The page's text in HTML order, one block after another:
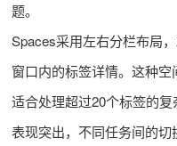
题。
Spaces采用左右分栏布局
窗口内的标签详情。这种
适合处理超过20个标签的
表现突出，不同任务间的切